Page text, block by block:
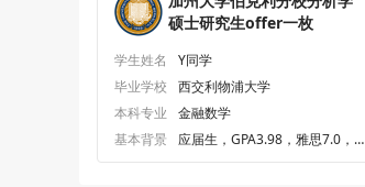
硕士研究生offer一枚
学生姓名
Y同学
毕业学校
西交利物浦大学
本科专业 金融数学
基本背景
应届生，GPA3.98，雅思7.0，G